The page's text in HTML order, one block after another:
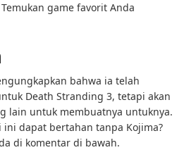
game favorit Anda
bahwa ia telah
Death Stranding 3, tetapi akan
lain untuk membuatnya untuknya.
ini dapat bertahan tanpa Kojima?
di komentar di bawah.